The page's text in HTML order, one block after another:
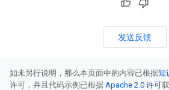
发送反馈
如未另行说明，那么本页面中的内容已根据知
许可，并且代码示例已根据 Apache 2.0 许可